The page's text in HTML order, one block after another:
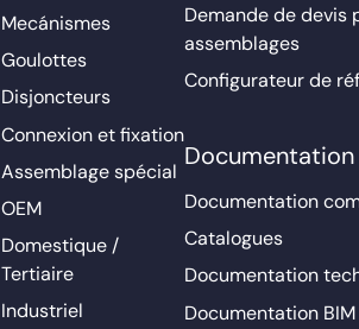
Mecánismes
Goulottes
Disjoncteurs
Connexion et fixation
Assemblage spécial
OEM
Domestique /
Tertiaire
Industriel
Demande de devis
assemblages
Configurateur de
Documentation
Documentation
Catalogues
Documentation
Documentation BIM